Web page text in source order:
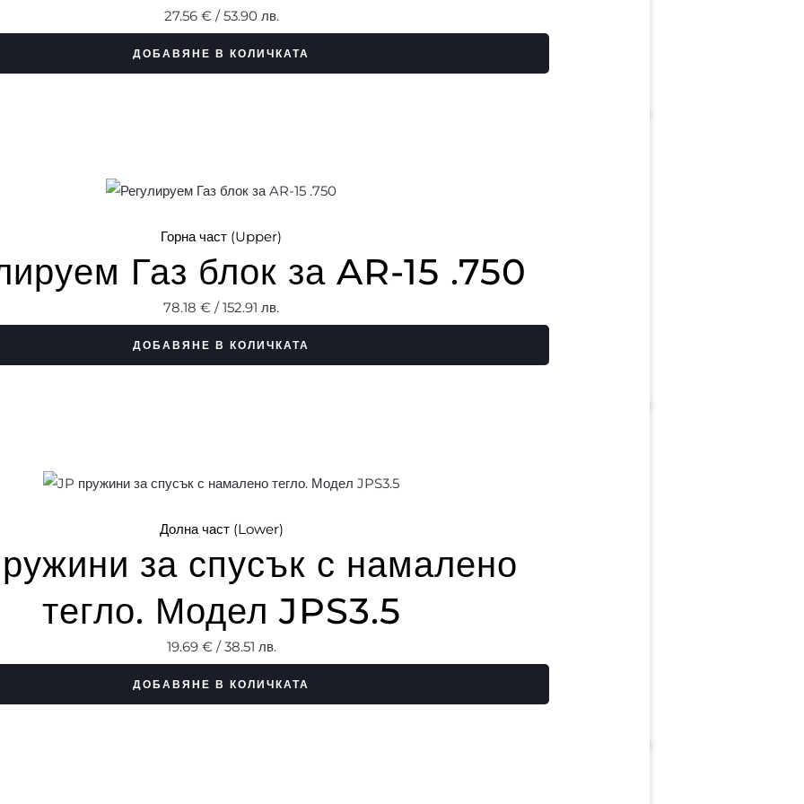
27.56 €/ 53.90 лв.
ДОБАВЯНЕ В КОЛИЧКАТА
Горна част (Upper)
Газ блок за AR-15 .750
78.18 € / 152.91 лв.
ДОБАВЯНЕ В КОЛИЧКАТА
Долна част (Lower)
за спусък с намалено
тегло. Модел JPS3.5
19.69 €/ 38.51 лв.
ДОБАВЯНЕ В КОЛИЧКАТА